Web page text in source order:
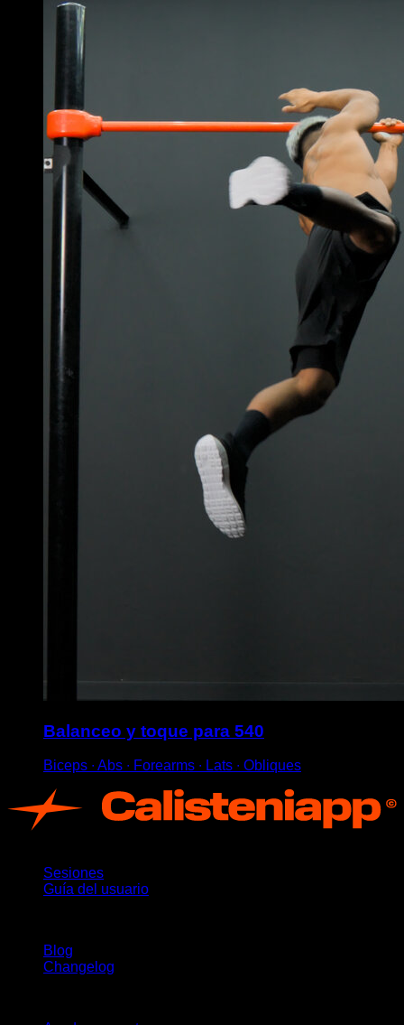
Balanceo y toque para 540
Biceps ∙ Abs ∙ Forearms ∙ Lats ∙ Obliques
Sesiones
Guía del usuario
Blog
Changelog